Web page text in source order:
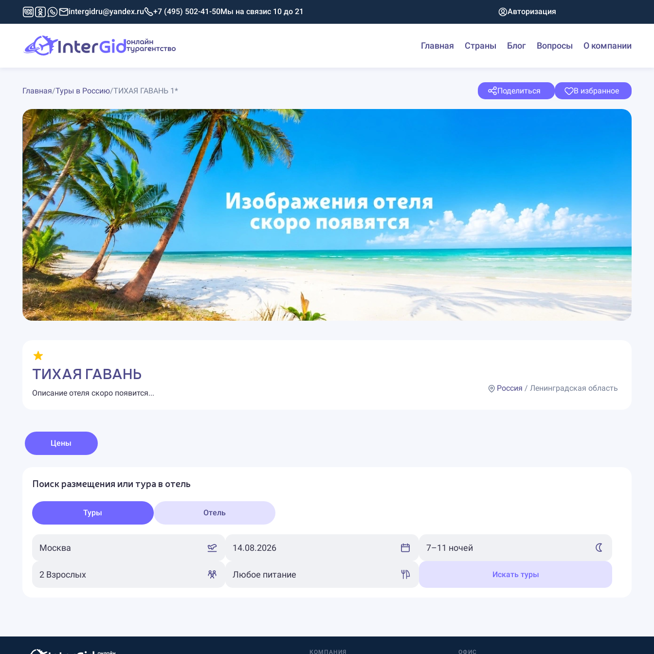
intergidru@yandex.ru +7 (495) 502-41-50Мы на связис 10 до 21 Авторизация
Главная Страны Блог Вопросы О компании
Главная/Туры в Россию/ТИХАЯ ГАВАНЬ 1* Поделиться В избранное
ТИХАЯ ГАВАНЬ
Описание отеля скоро появится...
Россия / Ленинградская область
Цены
Поиск размещения или тура в отель
Туры Отель
Искать туры
КОМПАНИЯ ОФИС